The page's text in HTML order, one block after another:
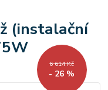
(instalační
6 614 Kč
- 26 %